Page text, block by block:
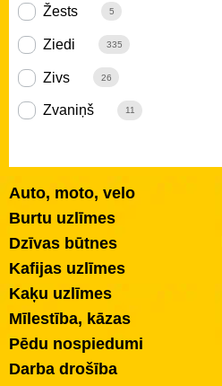
Žests 5
Ziedi 335
Zivs 26
Zvaniņš 11
Auto, moto, velo
Burtu uzlīmes
Dzīvas būtnes
Kafijas uzlīmes
Kaķu uzlīmes
Mīlestība, kāzas
Pēdu nospiedumi
Darba drošība